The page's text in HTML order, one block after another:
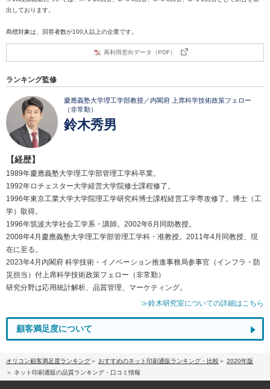
出しております。
商標対象は、回答者数が100人以上の企業です。
再利用意向データ（PDF）
ランキング監修
慶應義塾大学理工学部教授／内閣府 上席科学技術政策フェロー
（非常勤）
鈴木秀男
【経歴】
1989年慶應義塾大学理工学部管理工学科卒業。
1992年ロチェスター大学経営大学院修士課程修了。
1996年東京工業大学大学院理工学研究科博士課程経営工学専攻修了。博士（工
学）取得。
1996年筑波大学社会工学系・講師。2002年6月同助教授。
2008年4月慶應義塾大学理工学部管理工学科・准教授。2011年4月同教授、現
在に至る。
2023年4月内閣府 科学技術・イノベーション推進事務局参事官（インフラ・防
災担当）付上席科学技術政策フェロー（非常勤）
研究分野は応用統計解析、品質管理、マーケティング。
≫鈴木研究室についての詳細はこちら
顧客満足度について
オリコン顧客満足度ランキング おすすめのネット印刷通販ランキング・比較
2020年版
ネット印刷通販の品質ランキング・口コミ情報